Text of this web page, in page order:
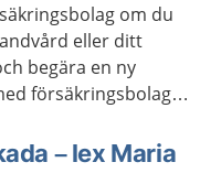
om du
eller ditt
begära en ny
försäkringsbolagets
– lex Maria